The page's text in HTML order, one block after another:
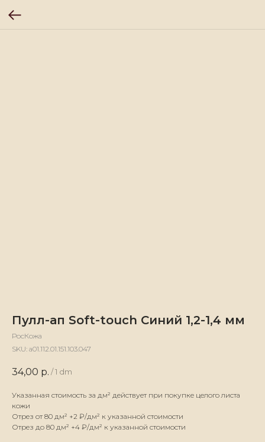
Пулл-ап Soft-touch Синий 1,2-1,4 мм
РосКожа
SKU: а01.112.01.151.103.047
34,00 р. / 1 dm
Указанная стоимость за дм² действует при покупке целого листа
кожи
Отрез от 80 дм² +2 ₽/дм² к указанной стоимости
Отрез до 80 дм² +4 ₽/дм² к указанной стоимости